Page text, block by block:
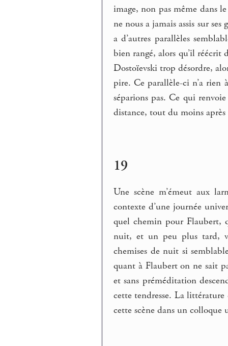
image, non pas même dans
ne nous a jamais assis sur
a d’autres parallèles
bien rangé, alors qu’il réécrit
Dostoïevski trop désordre,
pire. Ce parallèle-ci n’a
séparions pas. Ce qui
distance, tout du moins
19
Une scène m’émeut aux
contexte d’une journée
quel chemin pour Flaubert,
nuit, et un peu plus tard,
chemises de nuit si
quant à Flaubert on ne sait
et sans préméditation
cette tendresse. La
cette scène dans un colloque